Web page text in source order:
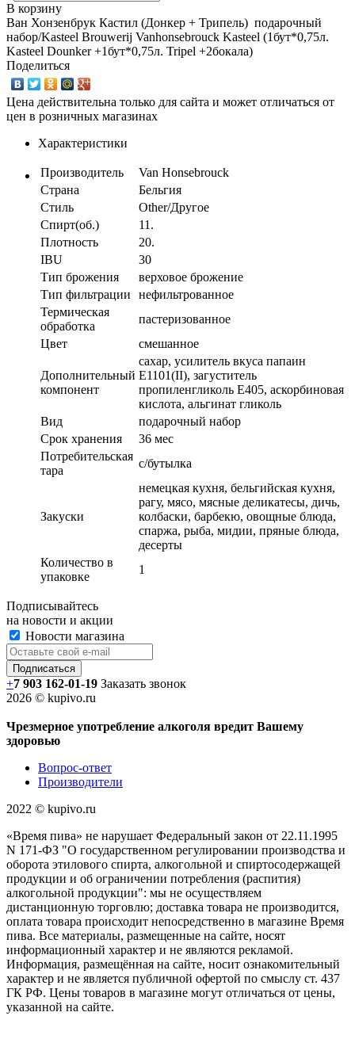
В корзину
Ван Хонзенбрук Кастил (Донкер + Трипель) подарочный
набор/Kasteel Brouwerij Vanhonsebrouck Kasteel (1бут*0,75л.
Kasteel Dounker +1бут*0,75л. Tripel +2бокала)
Поделиться
Цена действительна только для сайта и может отличаться от
цен в розничных магазинах
Характеристики
Производитель
Van Honsebrouck
Страна
Бельгия
Стиль
Other/Другое
Спирт(об.)
11.
Плотность
20.
IBU
30
Тип брожения
верховое брожение
Тип фильтрации
нефильтрованное
Термическая
обработка
пастеризованное
Цвет
смешанное
Дополнительный
компонент
сахар, усилитель вкуса папаин
Е1101(II), загуститель
пропиленгликоль Е405, аскорбиновая
кислота, альгинат гликоль
Вид
подарочный набор
Срок хранения
36 мес
Потребительская
тара
с/бутылка
Закуски
немецкая кухня, бельгийская кухня,
рагу, мясо, мясные деликатесы, дичь,
колбаски, барбекю, овощные блюда,
спаржа, рыба, мидии, пряные блюда,
десерты
Количество в
упаковке
1
Подписывайтесь
на новости и акции
Новости магазина
+7 903 162-01-19 Заказать звонок
2026 © kupivo.ru
Чрезмерное употребление алкоголя вредит Вашему
здоровью
Вопрос-ответ
Производители
2022 ©️ kupivo.ru
«Время пива» не нарушает Федеральный закон от 22.11.1995
N 171-ФЗ "О государственном регулировании производства и
оборота этилового спирта, алкогольной и спиртосодержащей
продукции и об ограничении потребления (распития)
алкогольной продукции": мы не осуществляем
дистанционную торговлю; доставка товара не производится,
оплата товара происходит непосредственно в магазине Время
пива. Все материалы, размещенные на сайте, носят
информационный характер и не являются рекламой.
Информация, размещённая на сайте, носит ознакомительный
характер и не является публичной офертой по смыслу ст. 437
ГК РФ. Цены товаров в магазине могут отличаться от цены,
указанной на сайте.